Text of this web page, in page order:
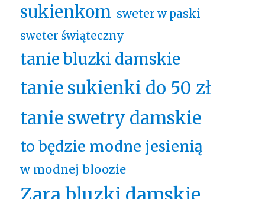
sukienkom sweter w paski
sweter świąteczny
tanie bluzki damskie
tanie sukienki do 50 zł
tanie swetry damskie
to będzie modne jesienią
w modnej bloozie